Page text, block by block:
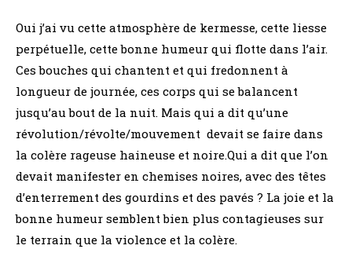
Oui j’ai vu cette atmosphère de kermesse, cette liesse
perpétuelle, cette bonne humeur qui flotte dans l’air.
Ces bouches qui chantent et qui fredonnent à
longueur de journée, ces corps qui se balancent
jusqu’au bout de la nuit. Mais qui a dit qu’une
révolution/révolte/mouvement devait se faire dans
la colère rageuse haineuse et noire.Qui a dit que l’on
devait manifester en chemises noires, avec des têtes
d’enterrement des gourdins et des pavés ? La joie et la
bonne humeur semblent bien plus contagieuses sur
le terrain que la violence et la colère.